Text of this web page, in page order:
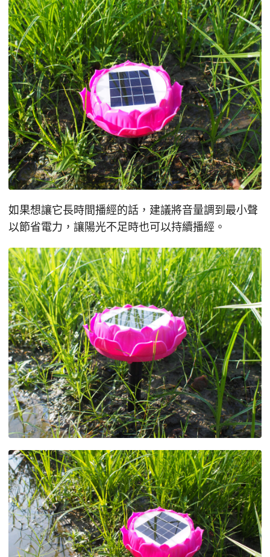
如果想讓它長時間播經的話，建議將音量調到最小聲
以節省電力，讓陽光不足時也可以持續播經。